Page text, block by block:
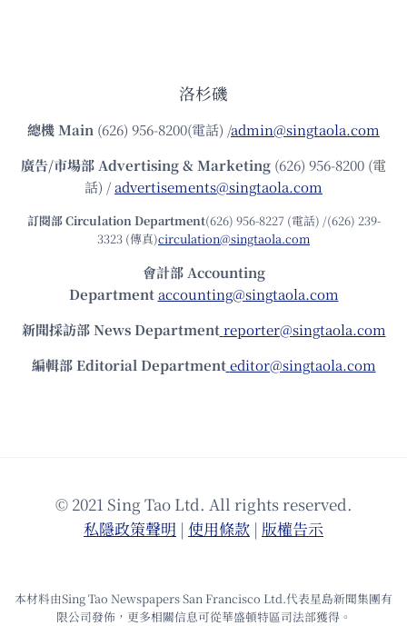
洛杉磯
總機Main (626) 956-8200(電話) /admin@singtaola.com
廣告/市場部Advertising & Marketing (626) 956-8200 (電
話) /advertisements@singtaola.com
訂閱部 Circulation Department(626) 956-8227 (電話) /(626) 239-
3323 (傳真)circulation@singtaola.com
會計部 Accounting
Department accounting@singtaola.com
新聞採訪部 News Department reporter@singtaola.com
編輯部 Editorial Department editor@singtaola.com
© 2021 Sing Tao Ltd. All rights reserved.
私隱政策聲明 | 使⽤條款 | 版權告⽰
本材料由Sing Tao Newspapers San Francisco Ltd.代表星島新聞集團有
限公司發佈，更多相關信息可從華盛頓特區司法部獲得。